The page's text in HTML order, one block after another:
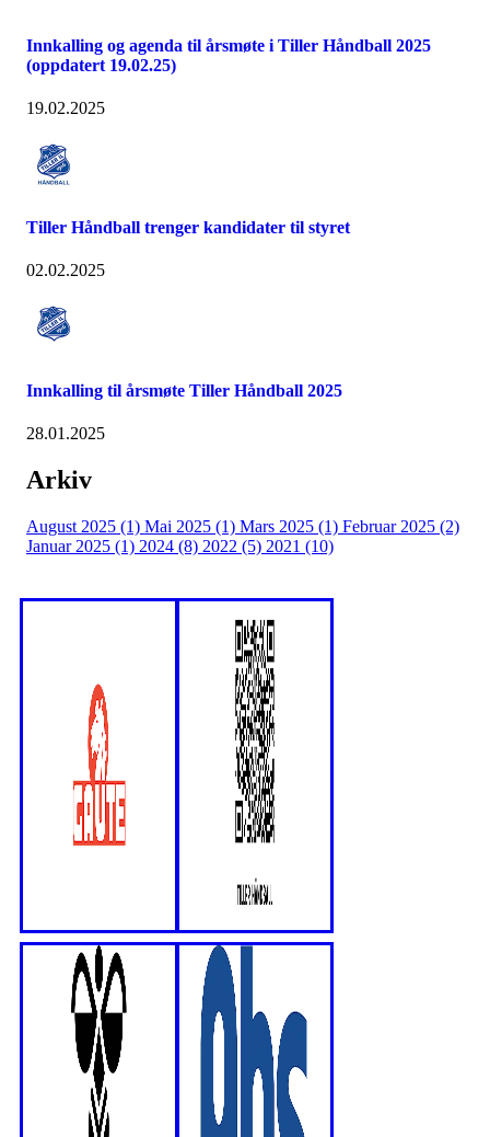
Innkalling og agenda til årsmøte i Tiller Håndball 2025
(oppdatert 19.02.25)
19.02.2025
Tiller Håndball trenger kandidater til styret
02.02.2025
Innkalling til årsmøte Tiller Håndball 2025
28.01.2025
Arkiv
August 2025 (1) Mai 2025 (1) Mars 2025 (1) Februar 2025 (2)
Januar 2025 (1) 2024 (8) 2022 (5) 2021 (10)